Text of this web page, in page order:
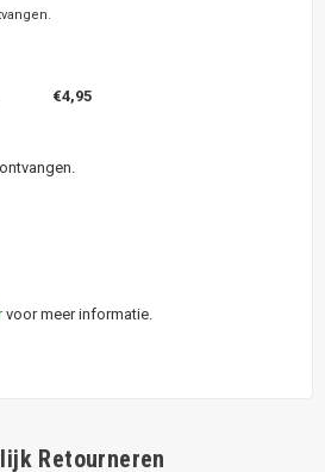
€4,95
ontvangen.
voor meer informatie.
Retourneren